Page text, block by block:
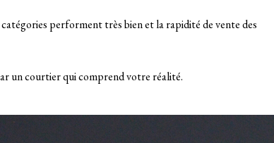
performent très bien et la rapidité de vente des
un courtier qui comprend votre réalité.